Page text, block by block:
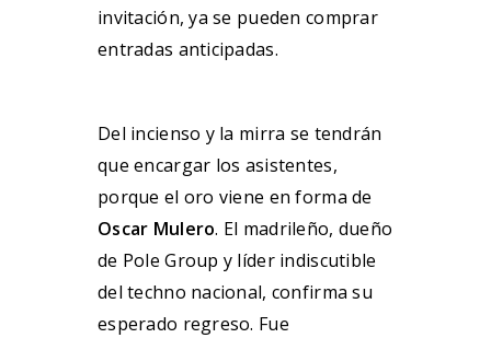
invitación, ya se pueden comprar
entradas anticipadas.
Del incienso y la mirra se tendrán
que encargar los asistentes,
porque el oro viene en forma de
Oscar Mulero. El madrileño, dueño
de Pole Group y líder indiscutible
del techno nacional, confirma su
esperado regreso. Fue